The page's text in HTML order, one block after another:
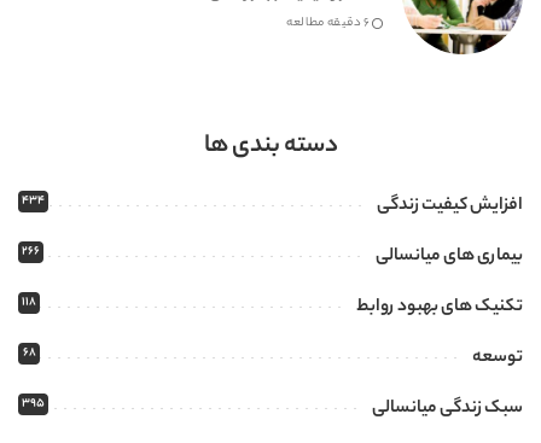
6 دقیقه مطالعه
دسته بندی ها
افزایش کیفیت زندگی 434
بیماری های میانسالی 266
تکنیک های بهبود روابط 118
توسعه 68
سبک زندگی میانسالی 395